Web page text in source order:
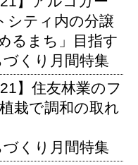
シティ内の分譲
るまち」目指す
づくり月間特集
】住友林業のフ
栽で調和の取れ
づくり月間特集